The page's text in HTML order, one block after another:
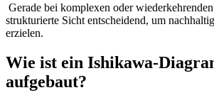
Gerade bei komplexen oder
strukturierte Sicht entscheidend, um
erzielen.
Wie ist ein Ishikawa-
aufgebaut?